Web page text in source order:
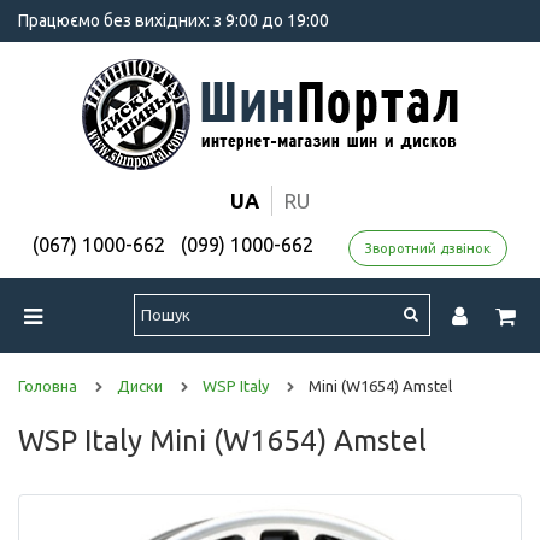
Працюємо без вихідних: з 9:00 до 19:00
UA RU
(067) 1000-662 (099) 1000-662 Зворотний дзвінок
Головна Диски WSP Italy Mini (W1654) Amstel
WSP Italy Mini (W1654) Amstel